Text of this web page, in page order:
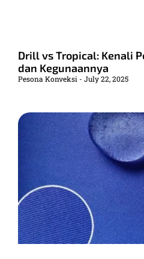
Drill vs Tropical: Kenali
dan Kegunaannya
Pesona Konveksi July 22, 2025